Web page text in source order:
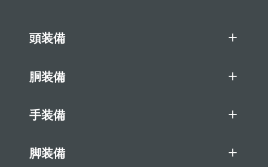
頭装備
胴装備
手装備
脚装備